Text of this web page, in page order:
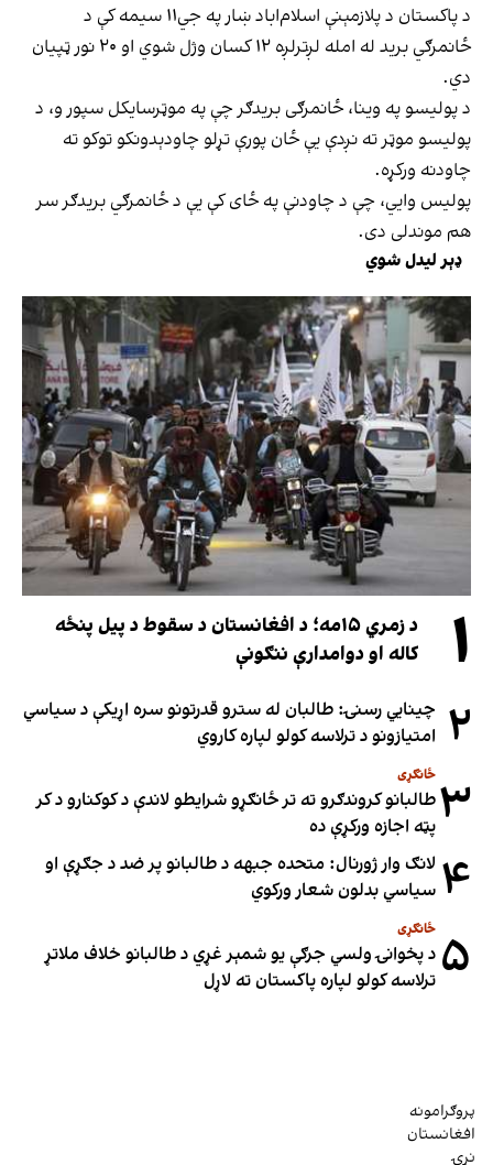
د پاکستان د پلازمېنې اسلام‌اباد ښار په جي۱۱ سیمه کې د
ځانمرګي برید له امله لږترلږه ۱۲ کسان وژل شوي او ۲۰ نور ټپیان
دي.
د پولیسو په وینا، ځانمرګی بریدګر چې په موټرسایکل سپور و، د
پولیسو موټر ته نږدې یې ځان پورې تړلو چاودېدونکو توکو ته
چاودنه ورکړه.
پولیس وايي، چې د چاودنې په ځای کې یې د ځانمرګي بریدګر سر
هم موندلی دی.
ډېر لیدل شوي
۱
د زمري ۱۵مه؛ د افغانستان د سقوط د پیل پنځه
کاله او دوامدارې ننګونې
۲ چینایي رسنۍ: طالبان له سترو قدرتونو سره اړیکې د سیاسي
امتیازونو د ترلاسه کولو لپاره کاروي
۳ ځانګړی
طالبانو کروندګرو ته تر ځانګړو شرایطو لاندې د کوکنارو د کر
پټه اجازه ورکړې ده
۴ لانګ وار ژورنال: متحده جبهه د طالبانو پر ضد د جګړې او
سیاسي بدلون شعار ورکوي
۵ ځانګړی
د پخوانۍ ولسي جرګې یو شمېر غړي د طالبانو خلاف ملاتړ
ترلاسه کولو لپاره پاکستان ته لاړل
پروګرامونه
افغانستان
نړۍ